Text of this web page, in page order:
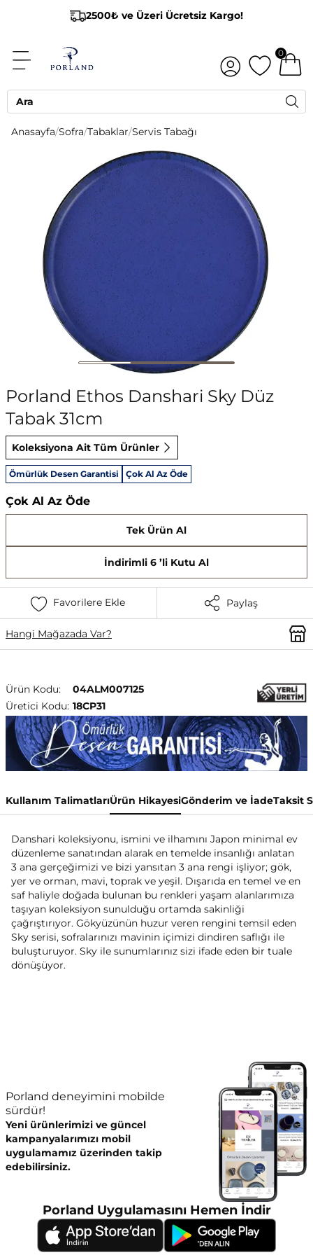
2500₺ ve Üzeri Ücretsiz Kargo!
0
Anasayfa/Sofra/Tabaklar/Servis Tabağı
Porland Ethos Danshari Sky Düz
Tabak 31cm
Koleksiyona Ait Tüm Ürünler
Ömürlük Desen Garantisi Çok Al Az Öde
Çok Al Az Öde
Tek Ürün Al
İndirimli 6 ’li Kutu Al
Favorilere Ekle Paylaş
Hangi Mağazada Var?
Ürün Kodu:
04ALM007125
Üretici Kodu: 18CP31
Kullanım TalimatlarıÜrün HikayesiGönderim ve İadeTaksit
Danshari koleksiyonu, ismini ve ilhamını Japon minimal ev
düzenleme sanatından alarak en temelde insanlığı anlatan
3 ana gerçeğimizi ve bizi yansıtan 3 ana rengi işliyor; gök,
yer ve orman, mavi, toprak ve yeşil. Dışarıda en temel ve en
saf haliyle doğada bulunan bu renkleri yaşam alanlarımıza
taşıyan koleksiyon sunulduğu ortamda sakinliği
çağrıştırıyor. Gökyüzünün huzur veren rengini temsil eden
Sky serisi, sofralarınızı mavinin içimizi dindiren saflığı ile
buluşturuyor. Sky ile sunumlarınız sizi ifade eden bir tuale
dönüşüyor.
Porland deneyimini mobilde
sürdür!
Yeni ürünlerimizi ve güncel
kampanyalarımızı mobil
uygulamamız üzerinden takip
edebilirsiniz.
Porland Uygulamasını Hemen İndir